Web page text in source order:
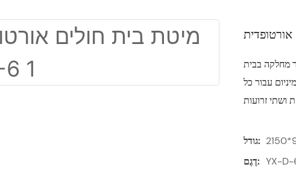
מחלקה בבית
עבור כל
גודל:
דֶגֶם: YX-D-